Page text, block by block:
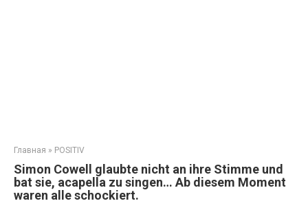
Главная » POSITIV
Simon Cowell glaubte nicht an ihre Stimme und
bat sie, acapella zu singen… Ab diesem Moment
waren alle schockiert.